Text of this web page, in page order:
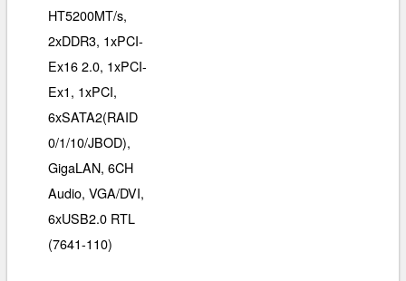
HT5200MT/s,
2xDDR3, 1xPCI-
Ex16 2.0, 1xPCI-
Ex1, 1xPCI,
6xSATA2(RAID
0/1/10/JBOD),
GigaLAN, 6CH
Audio, VGA/DVI,
6xUSB2.0 RTL
(7641-110)